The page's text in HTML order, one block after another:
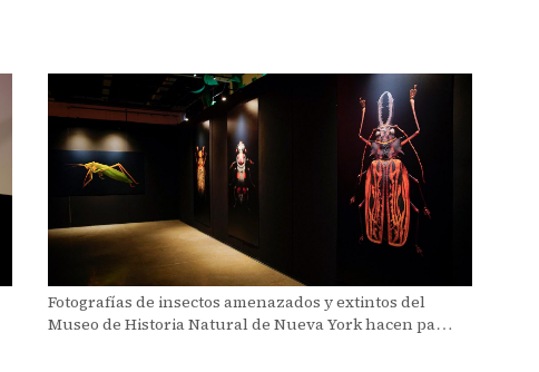
Fotografías de insectos amenazados y extintos del
Museo de Historia Natural de Nueva York hacen parte